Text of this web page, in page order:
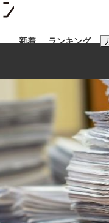
新着 ランキング
おすすめ
#藤田晋 #
#玉木雄一